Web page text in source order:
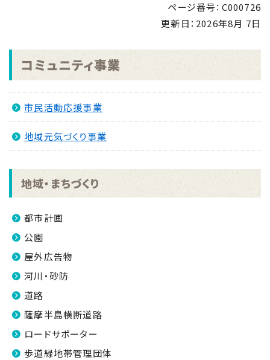
「里親制度説明会 ～『里親』ってなぁに～」のお知ら
「手のひらで南さつまを」フォトコンキャンペーンを実
2026.07.31
マイナンバーカード交付休日開庁日
2026.07.30
2026.07.30
ページ番号：C000726
更新日： 2026年8月 7日
コミュニティ事業
市民活動応援事業
地域元気づくり事業
地域・まちづくり
都市計画
公園
屋外広告物
河川・砂防
道路
薩摩半島横断道路
ロードサポーター
歩道緑地帯管理団体